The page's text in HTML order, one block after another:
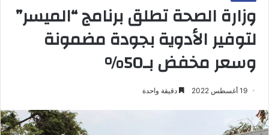
وزارة الصحة تطلق برنامج “الميسر”
لتوفير الأدوية بجودة مضمونة
وسعر مخفض بـ‎%‎50
19 أغسطس 2022 دقيقة واحدة